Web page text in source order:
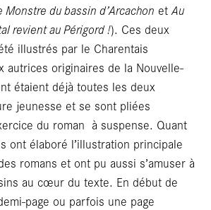
Monstre du bassin d’Arcachon etAu
revient au Périgord !). Ces deux
illustrés par le Charentais
autrices originaires de la Nouvelle-
étaient déjà toutes les deux
jeunesse et se sont pliées
du roman à suspense. Quant
ont élaboré l’illustration principale
romans et ont pu aussi s’amuser à
au cœur du texte. En début de
page ou parfois une page